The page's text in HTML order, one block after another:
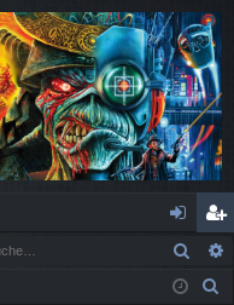
n
m
eg
ist